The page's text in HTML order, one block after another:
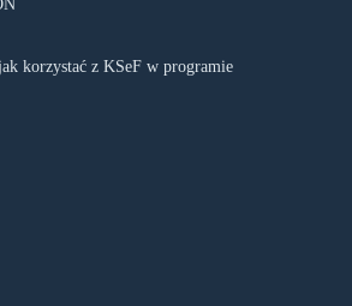
korzystać z KSeF w programie